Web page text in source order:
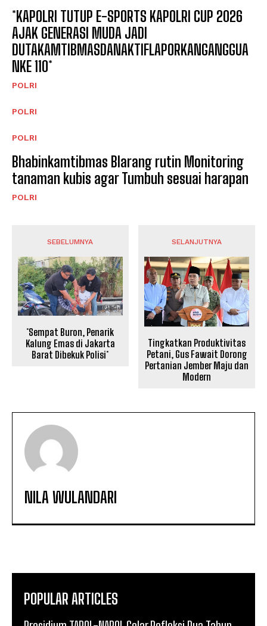
*KAPOLRI TUTUP E-SPORTS KAPOLRI CUP 2026
AJAK GENERASI MUDA JADI
DUTAKAMTIBMASDANAKTIFLAPORKANGANGGUA
NKE 110*
POLRI
POLRI
POLRI
Bhabinkamtibmas Blarang rutin Monitoring
tanaman kubis agar Tumbuh sesuai harapan
POLRI
SEBELUMNYA
*Sempat Buron, Penarik
Kalung Emas di Jakarta
Barat Dibekuk Polisi*
SELANJUTNYA
Tingkatkan Produktivitas
Petani, Gus Fawait Dorong
Pertanian Jember Maju dan
Modern
NILA WULANDARI
POPULAR ARTICLES